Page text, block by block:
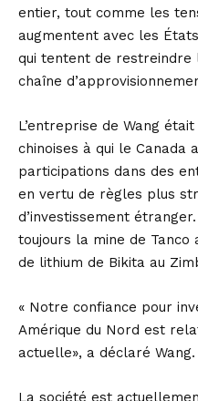
entier, tout comme les
augmentent avec les
qui tentent de restreindre
chaîne
L’entreprise de Wang
chinoises à qui le Canada
participations dans des
en vertu de règles plus
d’investissement
toujours la mine de Tanco
de lithium de Bikita au
« Notre confiance pour
Amérique du Nord est
actuelle», a déclaré Wang.
La société est